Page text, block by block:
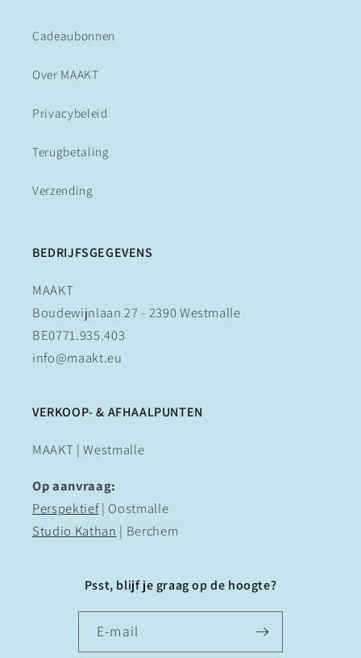
Cadeaubonnen
Over MAAKT
Privacybeleid
Terugbetaling
Verzending
BEDRIJFSGEGEVENS
MAAKT
Boudewijnlaan 27 - 2390 Westmalle
BE0771.935.403
info@maakt.eu
VERKOOP- & AFHAALPUNTEN
MAAKT | Westmalle
Op aanvraag:
Perspektief| Oostmalle
Studio Kathan | Berchem
Psst, blijf je graag op de hoogte?
E‑mail